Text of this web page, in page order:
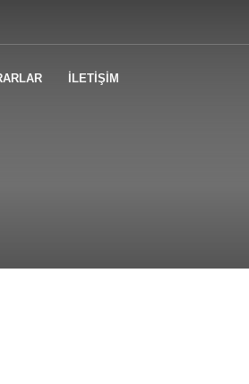
İLETİŞİM